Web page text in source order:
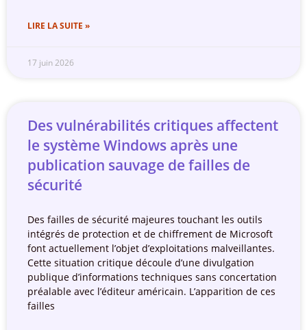
LIRE LA SUITE »
17 juin 2026
Des vulnérabilités critiques affectent
le système Windows après une
publication sauvage de failles de
sécurité
Des failles de sécurité majeures touchant les outils
intégrés de protection et de chiffrement de Microsoft
font actuellement l’objet d’exploitations malveillantes.
Cette situation critique découle d’une divulgation
publique d’informations techniques sans concertation
préalable avec l’éditeur américain. L’apparition de ces
failles